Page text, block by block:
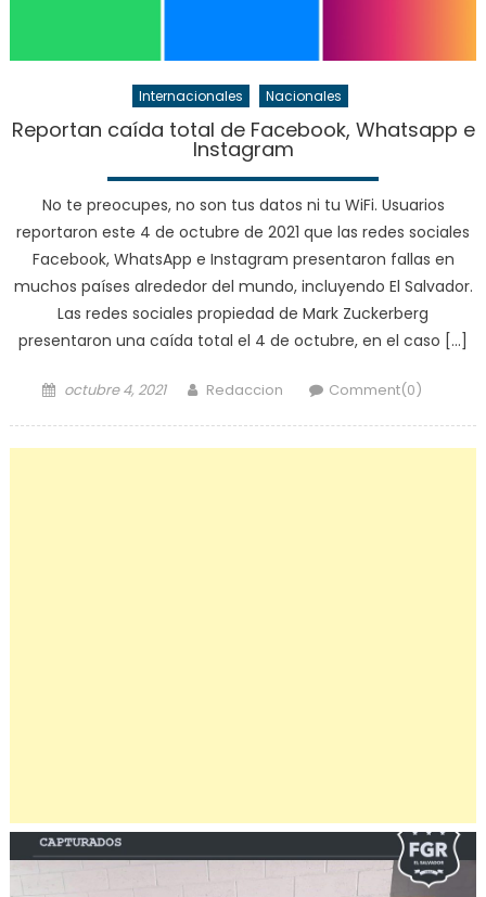
Internacionales Nacionales
Reportan caída total de Facebook, Whatsapp e
Instagram
No te preocupes, no son tus datos ni tu WiFi. Usuarios
reportaron este 4 de octubre de 2021 que las redes sociales
Facebook, WhatsApp e Instagram presentaron fallas en
muchos países alrededor del mundo, incluyendo El Salvador.
Las redes sociales propiedad de Mark Zuckerberg
presentaron una caída total el 4 de octubre, en el caso […]
Posted
octubre 4, 2021 Author
Redaccion Comment(0)